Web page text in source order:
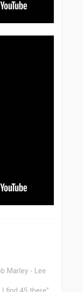
Marley - Lee